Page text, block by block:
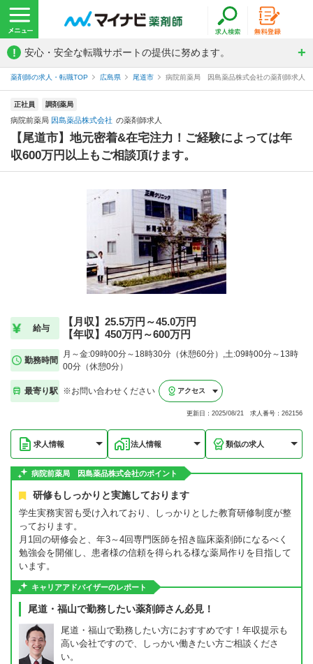
! 安心・安全な転職サポートの提供に努めます。
薬剤師の求人・転職TOP 広島県 尾道市 病院前薬局 因島薬品株式会社の薬剤師求人
正社員 調剤薬局
病院前薬局 因島薬品株式会社 の薬剤師求人
【尾道市】地元密着&在宅注力！ご経験によっては年
収600万円以上もご相談頂けます。
給与
【月収】25.5万円～45.0万円
【年収】450万円～600万円
勤務時間
月～金:09時00分～18時30分（休憩60分）,土:09時00分～13時
00分（休憩0分）
最寄り駅 ※お問い合わせください アクセス
更新日：2025/08/21 求人番号：262156
求人情報 法人情報 類似の求人
病院前薬局 因島薬品株式会社のポイント
研修もしっかりと実施しております
学生実務実習も受け入れており、しっかりとした教育研修制度が整
っております。
月1回の研修会と、年3～4回専門医師を招き臨床薬剤師になるべく
勉強会を開催し、患者様の信頼を得られる様な薬局作りを目指して
います。
キャリアアドバイザーのレポート
尾道・福山で勤務したい薬剤師さん必見！
尾道・福山で勤務したい方におすすめです！年収提示も
高い会社ですので、しっかい働きたい方ご相談くださ
い。